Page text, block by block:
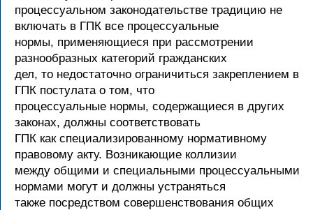
процессуальном законодательстве традицию не
включать в ГПК все процессуальные
нормы, применяющиеся при рассмотрении
разнообразных категорий гражданских
дел, то недостаточно ограничиться закреплением в
ГПК постулата о том, что
процессуальные нормы, содержащиеся в других
законах, должны соответствовать
ГПК как специализированному нормативному
правовому акту. Возникающие коллизии
между общими и специальными процессуальными
нормами могут и должны устраняться
также посредством совершенствования общих